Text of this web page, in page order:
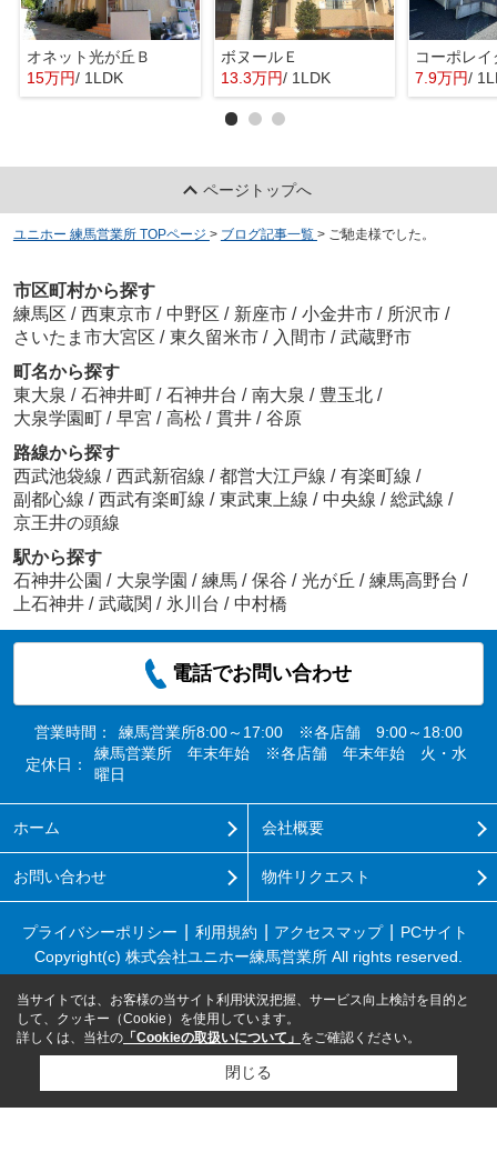
オネット光が丘Ｂ
15万円/ 1LDK
ボヌールＥ
13.3万円/ 1LDK
コーポレ
7.9万円/
ページトップへ
ユニホー 練馬営業所 TOPページ > ブログ記事一覧 > ご馳走様でした。
市区町村から探す
練馬区 / 西東京市 / 中野区 / 新座市 / 小金井市 / 所沢市 /
さいたま市大宮区 / 東久留米市 / 入間市 / 武蔵野市
町名から探す
東大泉 / 石神井町 / 石神井台 / 南大泉 / 豊玉北 /
大泉学園町 / 早宮 / 高松 / 貫井 / 谷原
路線から探す
西武池袋線 / 西武新宿線 / 都営大江戸線 / 有楽町線 /
副都心線 / 西武有楽町線 / 東武東上線 / 中央線 / 総武線 /
京王井の頭線
駅から探す
石神井公園 / 大泉学園 / 練馬 / 保谷 / 光が丘 / 練馬高野台 /
上石神井 / 武蔵関 / 氷川台 / 中村橋
電話でお問い合わせ
営業時間：
練馬営業所8:00～17:00 ※各店舗 9:00～18:00
定休日：
練馬営業所 年末年始 ※各店舗 年末年始 火・水
曜日
ホーム 会社概要
お問い合わせ 物件リクエスト
プライバシーポリシー 利用規約 アクセスマップ
PCサイト
Copyright(c) 株式会社ユニホー練馬営業所 All rights reserved.
当サイトでは、お客様の当サイト利用状況把握、サービス向上検討を目的と
して、クッキー（Cookie）を使用しています。
詳しくは、当社の 「Cookieの取扱いについて」 をご確認ください。
閉じる